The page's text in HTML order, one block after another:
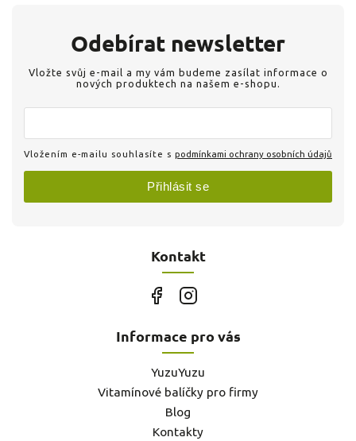
Kontakt
Odebírat newsletter
Vložte svůj e-mail a my vám budeme zasílat informace o
nových produktech na našem e-shopu.
Vložením e-mailu souhlasíte s podmínkami ochrany osobních údajů
Přihlásit se
Informace pro vás
YuzuYuzu
Vitamínové balíčky pro firmy
Blog
Kontakty